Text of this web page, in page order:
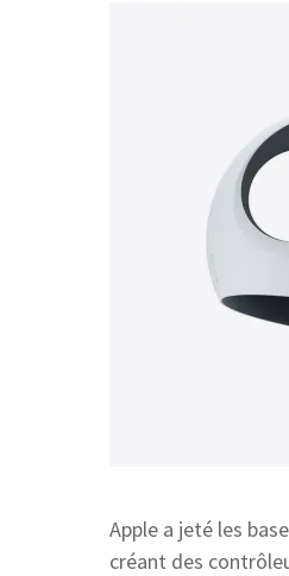
Apple a jeté les
créant des